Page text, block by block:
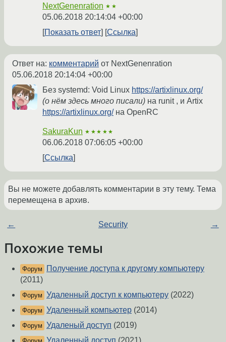
NextGenenration ★★
05.06.2018 20:14:04 +00:00
Показать ответ
Ссылка
Ответ на: комментарий от NextGenenration
05.06.2018 20:14:04 +00:00
Без systemd: Void Linux https://artixlinux.org/
(о нём здесь много писали) на runit , и Artix
https://artixlinux.org/на OpenRC
SakuraKun ★★★★★
06.06.2018 07:06:05 +00:00
Ссылка
Вы не можете добавлять комментарии в эту тему. Тема
перемещена в архив.
← Security →
Похожие темы
Форум
Получение доступа к другому компьютеру
(2011)
Форум Удаленный доступ к компьютеру (2022)
Форум Удаленный компьютер (2014)
Форум Удаленый доступ (2019)
Удаленный доступ (2021)